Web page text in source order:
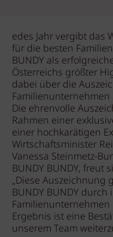
edes Jahr vergibt das
für die besten
BUNDY als
Österreichs größter
dabei über die
Familienunternehmen
Die ehrenvolle
Rahmen einer
einer hochkarätigen
Wirtschaftsminister
Vanessa Steinmetz-
BUNDY BUNDY, freut
„Diese
BUNDY BUNDY
Familienunternehmen
Ergebnis ist eine
unserem Team